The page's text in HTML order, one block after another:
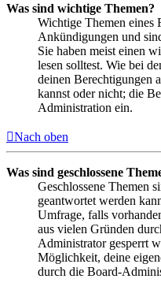
Was sind wichtige Themen?
Wichtige Themen eines
Ankündigungen und
Sie haben meist einen
lesen solltest. Wie bei
deinen Berechtigungen
kannst oder nicht; die
Administration ein.
Nach oben
Was sind geschlossene
Geschlossene Themen
geantwortet werden
Umfrage, falls
aus vielen Gründen
Administrator gesperrt
Möglichkeit, deine
durch die Board-